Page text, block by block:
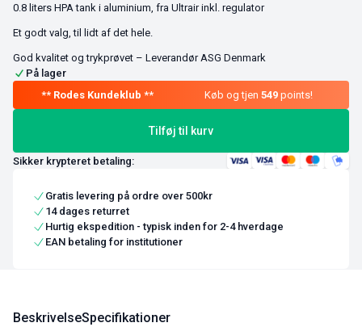
0.8 liters HPA tank i aluminium, fra Ultrair inkl. regulator
Et godt valg, til lidt af det hele.
God kvalitet og trykprøvet – Leverandør ASG Denmark
På lager
Køb og tjen 549 points!
Tilføj til kurv
Sikker krypteret betaling:
Gratis levering på ordre over 500kr
14 dages returret
Hurtig ekspedition - typisk inden for 2-4 hverdage
EAN betaling for institutioner
BeskrivelseSpecifikationer